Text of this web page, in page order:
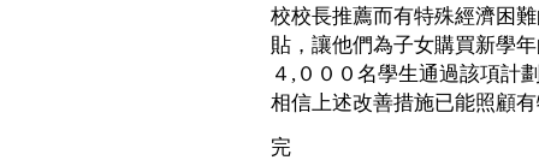
校校長推薦而有特殊經濟困
貼，讓他們為子女購買新學
４,０００名學生通過該項計
相信上述改善措施已能照顧
完